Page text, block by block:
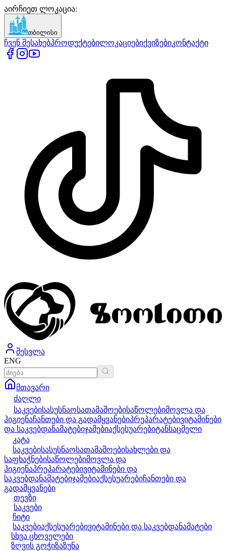
აირჩიეთ ლოკაცია:
თბილისი
ჩვენ შესახებპროდუქტებილოკაციებიქვიზებიკონტაქტი
შესვლა
ENG
მთავარი
ძაღლი
საკვებისასუსნაოსათამაშოებისაწოლებიმოვლა და
ჰიგიენაჩანთები და გადამყვანებიპრეპარატებივიტამინები
და საკვებდანამატებიჯამებიაქსესუარებიტანსაცმელი
კატა
საკვებისასუსნაოსათამაშოებისახლები და
საფხაჭნებისაწოლებიმოვლა და
ჰიგიენაპრეპარატებივიტამინები და
საკვებდანამატებიჯამებიაქსესუარებიჩანთები და
გადამყვანები
თევზი
საკვები
ჩიტი
საკვებიაქსესუარებივიტამინები და საკვებდანამატები
სხვა ცხოველები
ზღვის გოჭიზაზუნა